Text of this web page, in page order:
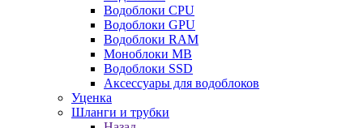
Водоблоки CPU
Водоблоки GPU
Водоблоки RAM
Моноблоки MB
Водоблоки SSD
Аксессуары для водоблоков
Уценка
Шланги и трубки